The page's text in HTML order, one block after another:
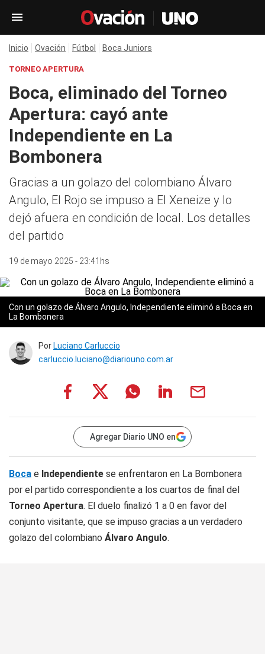
Inicio Ovación Fútbol Boca Juniors
TORNEO APERTURA
Boca, eliminado del Torneo
Apertura: cayó ante
Independiente en La
Bombonera
Gracias a un golazo del colombiano Álvaro
Angulo, El Rojo se impuso a El Xeneize y lo
dejó afuera en condición de local. Los detalles
del partido
19 de mayo 2025 - 23:41hs
Con un golazo de Álvaro Angulo, Independiente eliminó a Boca en
La Bombonera
Por Luciano Carluccio
carluccio.luciano@diariouno.com.ar
Agregar Diario UNO en
Boca e Independiente se enfrentaron en La Bombonera
por el partido correspondiente a los cuartos de final del
Torneo Apertura. El duelo finalizó 1 a 0 en favor del
conjunto visitante, que se impuso gracias a un verdadero
golazo del colombiano Álvaro Angulo.